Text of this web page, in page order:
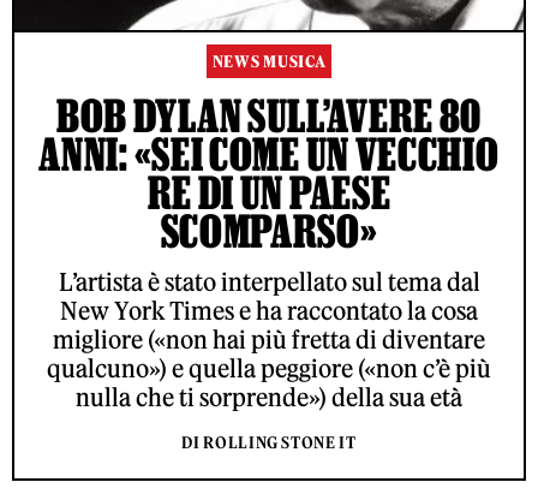
NEWS MUSICA
BOB DYLAN SULL’AVERE 80
ANNI: «SEI COME UN VECCHIO
RE DI UN PAESE
SCOMPARSO»
L’artista è stato interpellato sul tema dal
New York Times e ha raccontato la cosa
migliore («non hai più fretta di diventare
qualcuno») e quella peggiore («non c’è più
nulla che ti sorprende») della sua età
DI ROLLING STONE IT